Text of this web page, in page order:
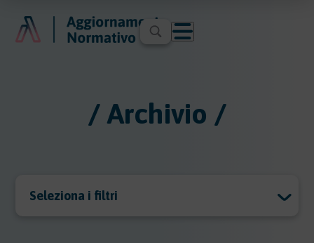
/ Archivio /
Seleziona i filtri